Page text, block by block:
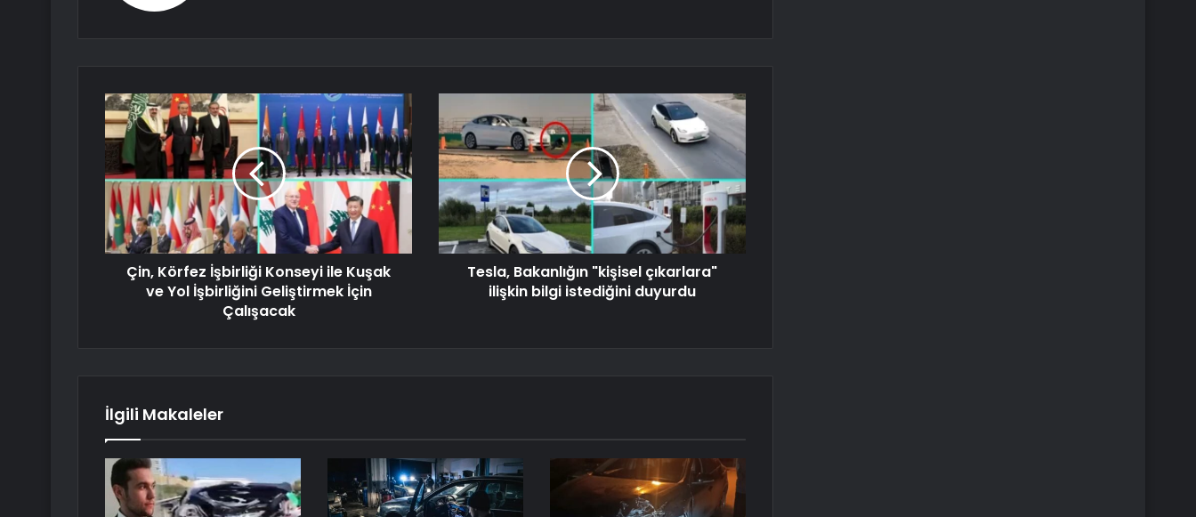
Çin, Körfez İşbirliği Konseyi ile Kuşak
ve Yol İşbirliğini Geliştirmek İçin
Çalışacak
Tesla, Bakanlığın "kişisel çıkarlara"
ilişkin bilgi istediğini duyurdu
İlgili Makaleler